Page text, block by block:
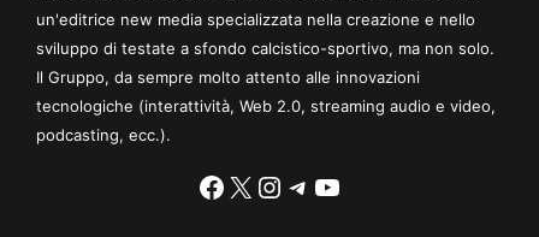
un'editrice new media specializzata nella creazione e nello
sviluppo di testate a sfondo calcistico-sportivo, ma non solo.
Il Gruppo, da sempre molto attento alle innovazioni
tecnologiche (interattività, Web 2.0, streaming audio e video,
podcasting, ecc.).
Facebook
X Instagram
Telegram
YouTube